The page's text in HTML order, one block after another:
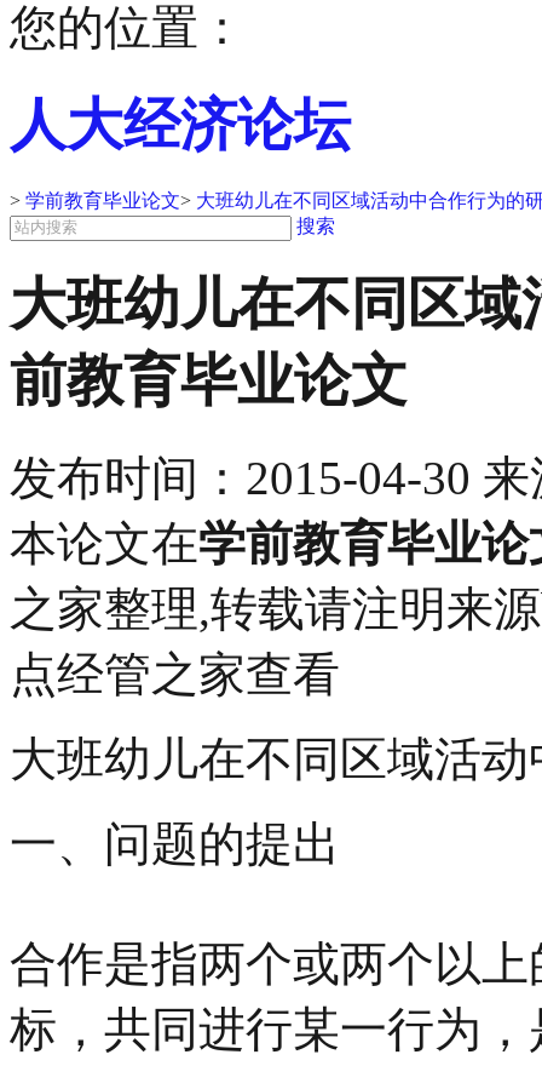
您的位置：
人大经济论坛
> 学前教育毕业论文> 大班幼儿在不同区域活动中合作行为的
搜索
大班幼儿在不同区
前教育毕业论文
发布时间： 2015-04-30 来
本论文在学前教育毕业论
之家整理,转载请注明来
点经管之家查看
大班幼儿在不同区域活
一、问题的提出
合作是指两个或两个以
标，共同进行某一行为